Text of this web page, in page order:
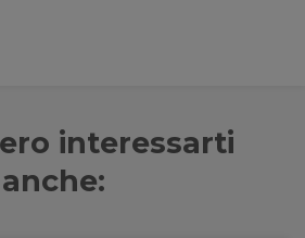
interessarti
anche: